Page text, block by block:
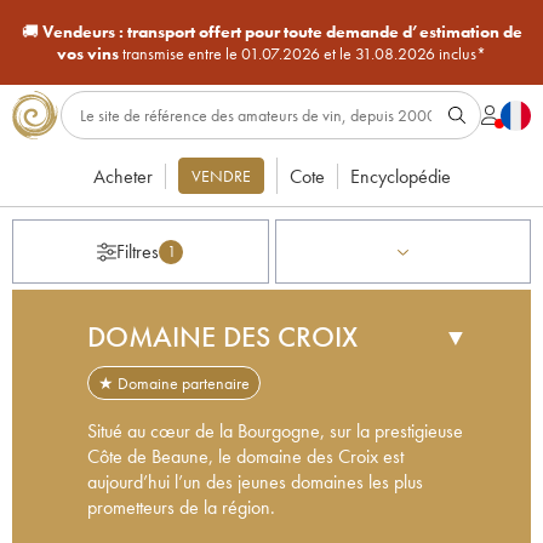
🚚Vendeurs : transport offert pour toute demande d’estimation de
vos vinstransmise entre le 01.07.2026 et le 31.08.2026 inclus*
Acheter VENDRE Cote Encyclopédie
Filtres 1
DOMAINE DES CROIX ▼
★ Domaine partenaire
Situé au cœur de la Bourgogne, sur la prestigieuse
Côte de Beaune, le domaine des Croix est
aujourd’hui l’un des jeunes domaines les plus
prometteurs de la région.